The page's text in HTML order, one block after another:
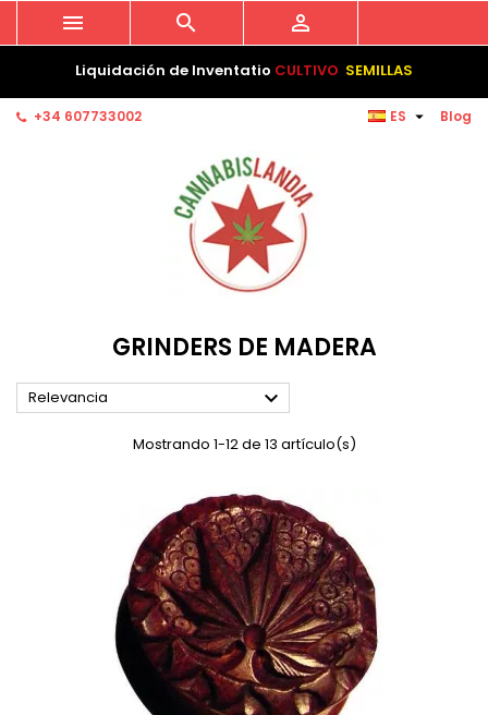
Liquidación de Inventatio CULTIVO SEMILLAS
Blog
+34 607733002 ES 
  
GRINDERS DE MADERA
Relevancia 
Mostrando 1-12 de 13 artículo(s)